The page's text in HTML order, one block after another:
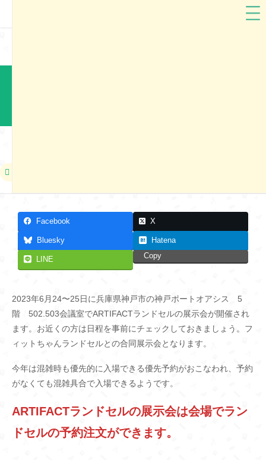
Facebook X
Bluesky Hatena
LINE Copy
2023年6月24〜25日に兵庫県神戸市の神戸ポートオアシス 5
階 502.503会議室でARTIFACTランドセルの展示会が開催され
ます。お近くの方は日程を事前にチェックしておきましょう。フ
ィットちゃんランドセルとの合同展示会となります。
今年は混雑時も優先的に入場できる優先予約がおこなわれ、予約
がなくても混雑具合で入場できるようです。
ARTIFACTランドセルの展示会は会場でラン
ドセルの予約注文ができます。